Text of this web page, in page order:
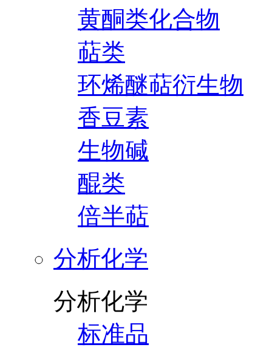
黄酮类化合物
萜类
环烯醚萜衍生物
香豆素
生物碱
醌类
倍半萜
分析化学
分析化学
标准品